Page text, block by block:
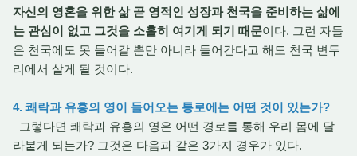
자신의 영혼을 위한 삶 곧 영적인 성장과 천국을 준비하는 삶에
는 관심이 없고 그것을 소홀히 여기게 되기 때문이다. 그런 자들
은 천국에도 못 들어갈 뿐만 아니라 들어간다고 해도 천국 변두
리에서 살게 될 것이다.
4. 쾌락과 유흥의 영이 들어오는 통로에는 어떤 것이 있는가?
그렇다면 쾌락과 유흥의 영은 어떤 경로를 통해 우리 몸에 달
라붙게 되는가? 그것은 다음과 같은 3가지 경우가 있다.